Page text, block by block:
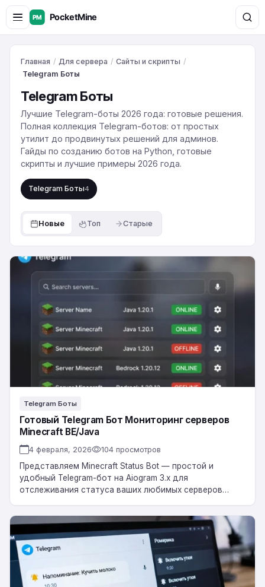
Главная / Для сервера / Сайты и скрипты /
Telegram Боты
Telegram Боты
Лучшие Telegram-боты 2026 года: готовые решения.
Полная коллекция Telegram-ботов: от простых
утилит до продвинутых решений для админов.
Гайды по созданию ботов на Python, готовые
скрипты и лучшие примеры 2026 года.
Telegram Боты4
Новые Топ Старые
Готовый
Telegram
Мониторинг
серверов
Minecraft
Telegram Боты
Готовый Telegram Бот Мониторинг серверов
Minecraft BE/Java
4 февраля, 2026 104 просмотров
Представляем Minecraft Status Bot — простой и
удобный Telegram-бот на Aiogram 3.x для
отслеживания статуса ваших любимых серверов
серверы,…
Готовый
Telegram
бот
для
создания